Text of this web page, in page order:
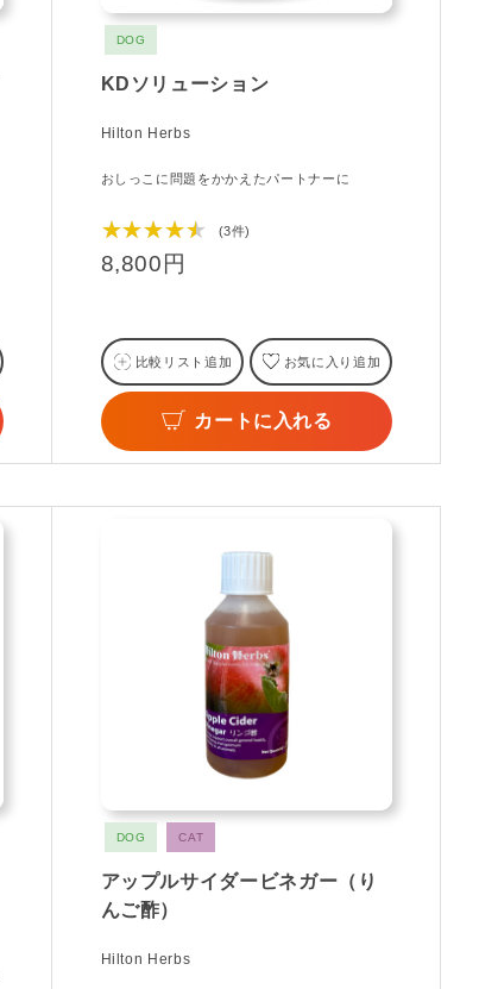
DOG
KDソリューション
Hilton Herbs
おしっこに問題をかかえたパートナーに
★★★★★ (3件)
8,800円
比較リスト追加 お気に入り追加
カートに入れる
DOG CAT
アップルサイダービネガー（り
んご酢）
Hilton Herbs